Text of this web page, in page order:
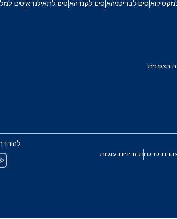
איסים לבריטניהאיסים לקנדהאיסים לתאילנדאיסים
הצפונית
פרטיותמדיניות עוגיות
Português
TWD - דולר טייוואני חדש